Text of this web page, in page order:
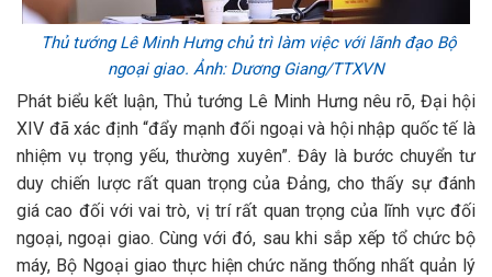
Thủ tướng Lê Minh Hưng chủ trì làm việc với lãnh đạo Bộ
ngoại giao. Ảnh: Dương Giang/TTXVN
Phát biểu kết luận, Thủ tướng Lê Minh Hưng nêu rõ, Đại hội
XIV đã xác định “đẩy mạnh đối ngoại và hội nhập quốc tế là
nhiệm vụ trọng yếu, thường xuyên”. Đây là bước chuyển tư
duy chiến lược rất quan trọng của Đảng, cho thấy sự đánh
giá cao đối với vai trò, vị trí rất quan trọng của lĩnh vực đối
ngoại, ngoại giao. Cùng với đó, sau khi sắp xếp tổ chức bộ
máy, Bộ Ngoại giao thực hiện chức năng thống nhất quản lý